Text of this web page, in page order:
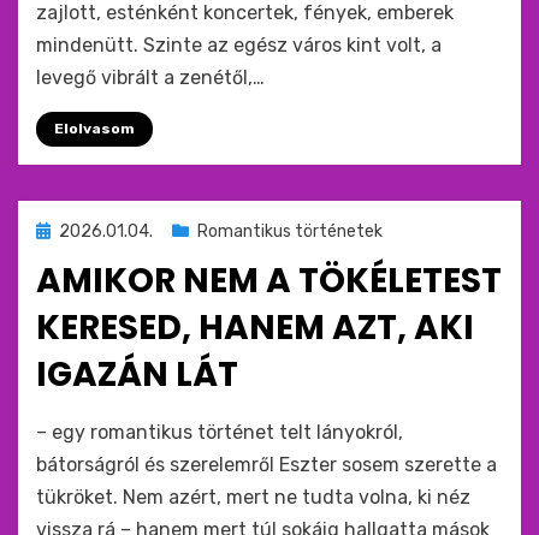
zajlott, esténként koncertek, fények, emberek
mindenütt. Szinte az egész város kint volt, a
levegő vibrált a zenétől,…
Elolvasom
Beküldve
:
2026.01.04. Romantikus történetek
AMIKOR NEM A TÖKÉLETEST
KERESED, HANEM AZT, AKI
IGAZÁN LÁT
– egy romantikus történet telt lányokról,
bátorságról és szerelemről Eszter sosem szerette a
tükröket. Nem azért, mert ne tudta volna, ki néz
vissza rá – hanem mert túl sokáig hallgatta mások